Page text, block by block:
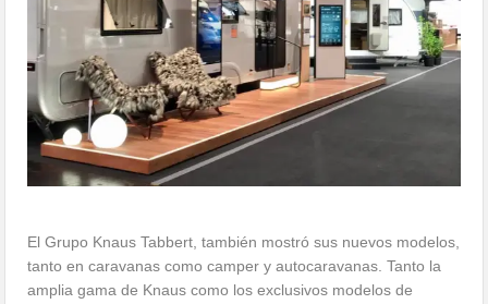
El Grupo Knaus Tabbert, también mostró sus nuevos modelos,
tanto en caravanas como camper y autocaravanas. Tanto la
amplia gama de Knaus como los exclusivos modelos de